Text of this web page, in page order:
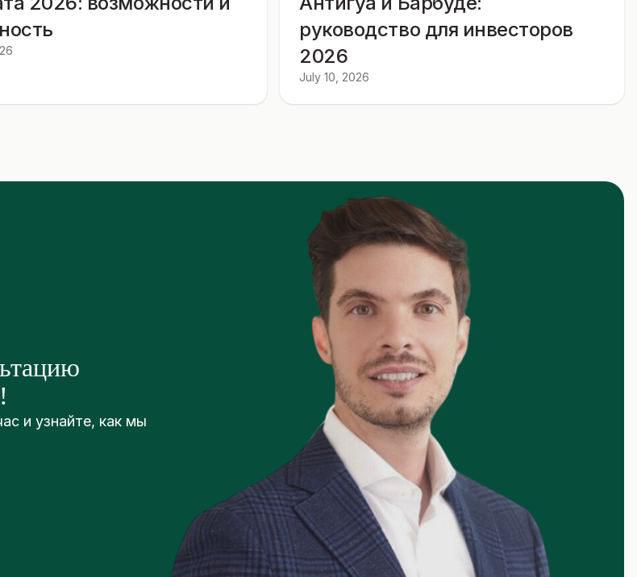
руководство для инвесторов
2026
July 10, 2026
и узнайте, как мы